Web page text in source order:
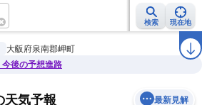
検索 現在地
地震情報 警報・注意報 ラ
大阪府泉南郡岬町
後の予想進路
天気予報 最新見解